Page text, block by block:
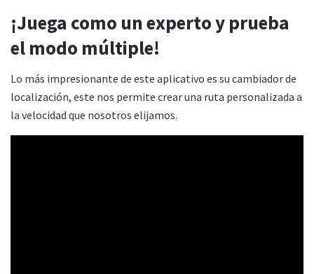
¡Juega como un experto y prueba
el modo múltiple!
Lo más impresionante de este aplicativo es su cambiador de
localización, este nos permite crear una ruta personalizada a
la velocidad que nosotros elijamos.